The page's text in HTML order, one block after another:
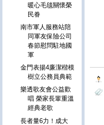
暖心毛毯關懷榮
民眷
南市軍人服務站陪
同軍友保險公司
春節慰問駐地國
軍
金門表揚4廉潔楷模
樹立公務員典範
樂透歌友會公益歡
唱 榮家長輩重溫
經典老歌
長者量6力！成大